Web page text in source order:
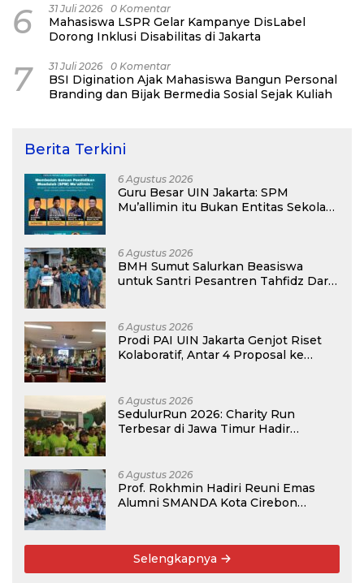
6 31 Juli 2026 0 Komentar
Mahasiswa LSPR Gelar Kampanye DisLabel
Dorong Inklusi Disabilitas di Jakarta
7 31 Juli 2026 0 Komentar
BSI Digination Ajak Mahasiswa Bangun Personal
Branding dan Bijak Bermedia Sosial Sejak Kuliah
Berita Terkini
6 Agustus 2026
Guru Besar UIN Jakarta: SPM
Mu’allimin itu Bukan Entitas Sekolah
6 Agustus 2026
BMH Sumut Salurkan Beasiswa
untuk Santri Pesantren Tahfidz Darul
6 Agustus 2026
Prodi PAI UIN Jakarta Genjot Riset
Kolaboratif, Antar 4 Proposal ke
6 Agustus 2026
SedulurRun 2026: Charity Run
Terbesar di Jawa Timur Hadir
Guru Honorer
6 Agustus 2026
Prof. Rokhmin Hadiri Reuni Emas
Alumni SMANDA Kota Cirebon
Selengkapnya